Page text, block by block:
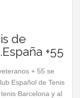
de
+55
+ 55 se
Español de Tenis
Barcelona y al